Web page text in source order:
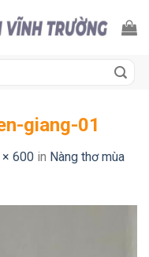
giang-01
600 in Nàng thơ mùa